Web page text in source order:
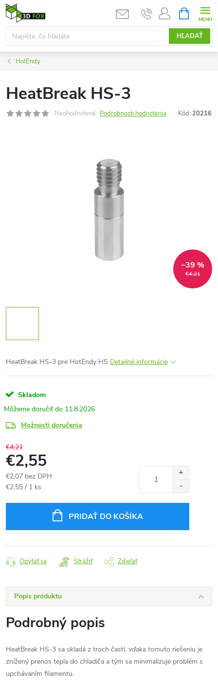
Prejsť
na
obsah
HĽADAŤ
KOŠÍK
HotEndy
HeatBreak HS-3
Neohodnotené Podrobnosti hodnotenia Kód: 20216
€4,21
–39 %
HeatBreak HS-3 pre HotEndy HS Detailné informácie
Skladom
11.8.2026
Možnosti doručenia
€4,21
€2,55
€2,07 bez DPH
Jednotková
€2,55 / 1 ks
PRIDAŤ DO KOŠÍKA
Opýtať sa Strážiť Zdieľať
Popis produktu
Podrobný popis
HeatBreak HS-3 sa skladá z troch častí, vďaka tomuto riešeniu je
znížený prenos tepla do chladiča a tým sa minimalizuje problém s
upchávaním filamentu.